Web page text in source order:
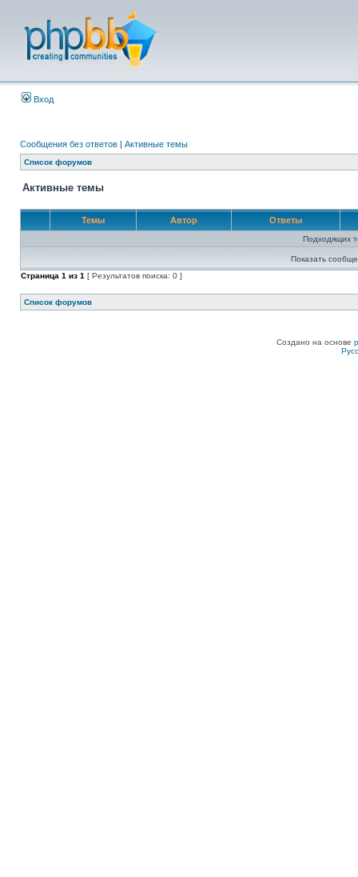
Вход
Сообщения без ответов | Активные темы
Список форумов
Активные темы
Темы Автор Ответы
Подходящих
Показать
Страница 1 из 1 [ Результатов поиска: 0 ]
Список форумов
Создано на основе